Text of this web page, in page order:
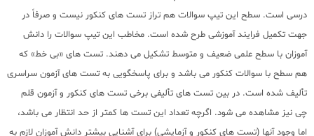
درسی است. سطح این تیپ سوالات هم تراز تست های کنکور نیست و صرفاً در
جهت تکمیل فرایند آموزشی طرح شده است. مخاطب این تیپ سوالات را دانش
آموزان با سطح علمی ضعیف و متوسط تشکیل می دهند. تست های «بی خط» که
هم سطح با سوالات کنکور می باشد و برای پاسخگویی به تست های آزمون سراسری
تألیف شده است. در بین تست های تألیفی برخی تست های کنکور و آزمون قلم
چی نیز مشاهده می شود. اگرچه تعداد این تست ها کمتر از حد انتظار می باشد،
اما وجود آنها (تست های کنکور و آزمایشی) برای آشنایی بیشتر دانش آموزان لازم به